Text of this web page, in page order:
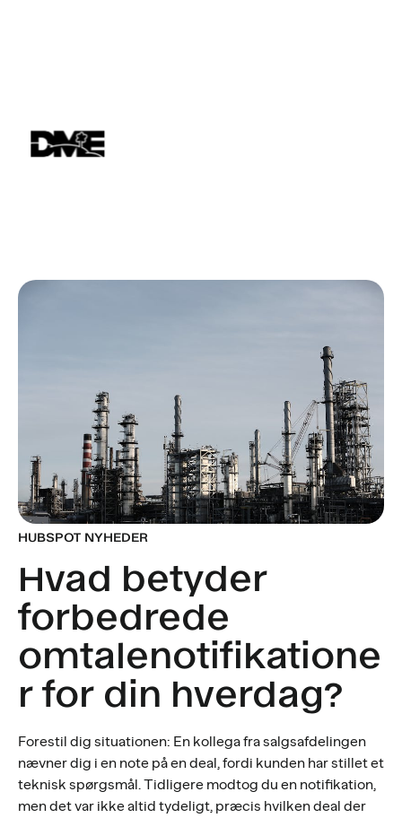
HUBSPOT NYHEDER
Hvad betyder
forbedrede
omtalenotifikatione
r for din hverdag?
Forestil dig situationen: En kollega fra salgsafdelingen
nævner dig i en note på en deal, fordi kunden har stillet et
teknisk spørgsmål. Tidligere modtog du en notifikation,
men det var ikke altid tydeligt, præcis hvilken deal der